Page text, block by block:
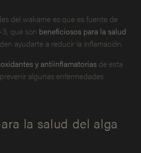
del wakame es que es fuente de
que son beneficiosos para la salud
ayudarte a reducir la inflamación.
y antiinflamatorias de esta
algunas enfermedades
la salud del alga